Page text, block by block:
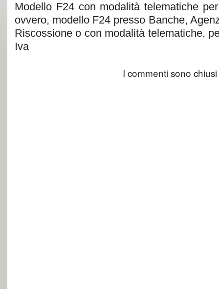
Modello F24 con modalità telematiche
ovvero, modello F24 presso Banche,
Riscossione o con modalità telematiche,
Iva
I commenti sono chiusi